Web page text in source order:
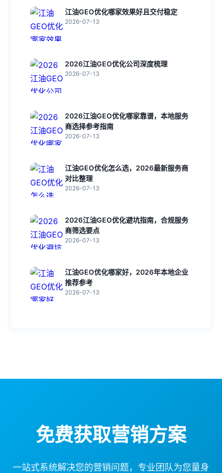
江油GEO优化哪家效果好且交付稳定
2026-07-13
2026江油GEO优化公司深度梳理
2026-07-13
2026江油GEO优化哪家靠谱，本地服务
商选择参考指南
2026-07-13
江油GEO优化怎么选，2026最新服务商
对比整理
2026-07-13
2026江油GEO优化避坑指南，合规服务
商筛选要点
2026-07-13
江油GEO优化哪家好，2026年本地企业
推荐参考
2026-07-13
免费获取营销方案
一站式系统解决您的营销问题，专业团队为您量身